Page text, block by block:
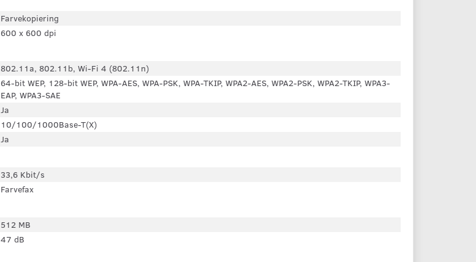
Farvekopiering
600 x 600 dpi
802.11a, 802.11b, Wi-Fi 4 (802.11n)
64-bit WEP, 128-bit WEP, WPA-AES, WPA-PSK, WPA-TKIP, WPA2-AES, WPA2-PSK, WPA2-TKIP, WPA3-
EAP, WPA3-SAE
Ja
10/100/1000Base-T(X)
Ja
33,6 Kbit/s
Farvefax
512 MB
47 dB